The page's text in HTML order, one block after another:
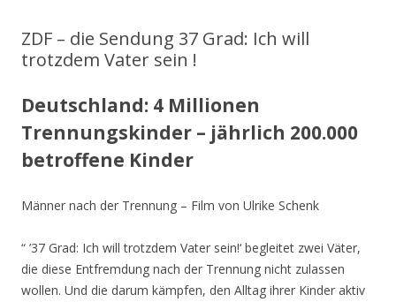
ZDF – die Sendung 37 Grad: Ich will
trotzdem Vater sein !
Deutschland: 4 Millionen
Trennungskinder – jährlich 200.000
betroffene Kinder
Männer nach der Trennung – Film von Ulrike Schenk
“ ’37 Grad: Ich will trotzdem Vater sein!‘ begleitet zwei Väter,
die diese Entfremdung nach der Trennung nicht zulassen
wollen. Und die darum kämpfen, den Alltag ihrer Kinder aktiv